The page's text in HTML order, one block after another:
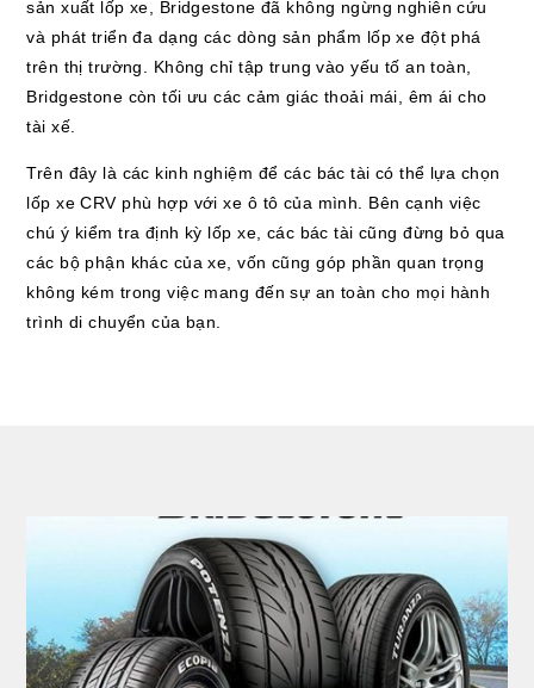
sản xuất lốp xe, Bridgestone đã không ngừng nghiên cứu
và phát triển đa dạng các dòng sản phẩm lốp xe đột phá
trên thị trường. Không chỉ tập trung vào yếu tố an toàn,
Bridgestone còn tối ưu các cảm giác thoải mái, êm ái cho
tài xế.
Trên đây là các kinh nghiệm để các bác tài có thể lựa chọn
lốp xe CRV phù hợp với xe ô tô của mình. Bên cạnh việc
chú ý kiểm tra định kỳ lốp xe, các bác tài cũng đừng bỏ qua
các bộ phận khác của xe, vốn cũng góp phần quan trọng
không kém trong việc mang đến sự an toàn cho mọi hành
trình di chuyển của bạn.
clickable image of HƯỚNG DẪN TỔNG HỢP CÁCH CHỌN LỐP CRV MỚI NHẤT NĂM 2022